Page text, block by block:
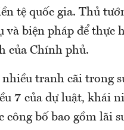
tệ quốc gia. Thủ
và biện pháp để thực
của Chính phủ.
tranh cãi trong
7 của dự luật, khái
bố bao gồm lãi